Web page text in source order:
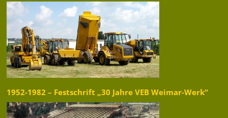
1952-1982 – Festschrift „30 Jahre VEB Weimar-Werk“